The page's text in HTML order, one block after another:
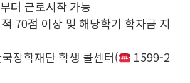
터 근로시작 가능
70점 이상 및 해당학기 학자금 지
장학재단 학생 콜센터(
1599-2